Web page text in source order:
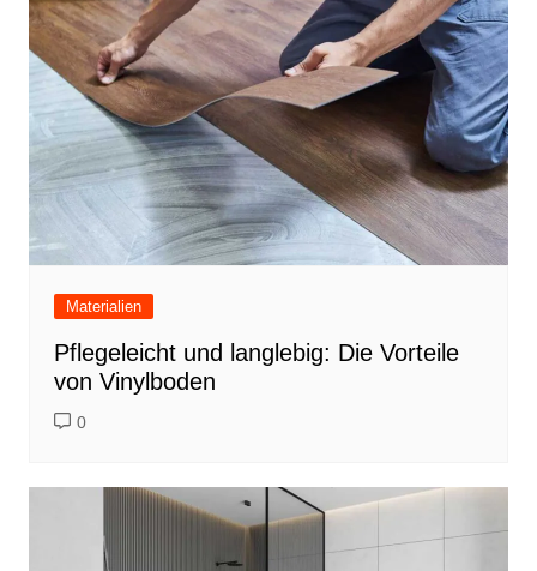
Materialien
Pflegeleicht und langlebig: Die Vorteile
von Vinylboden
0